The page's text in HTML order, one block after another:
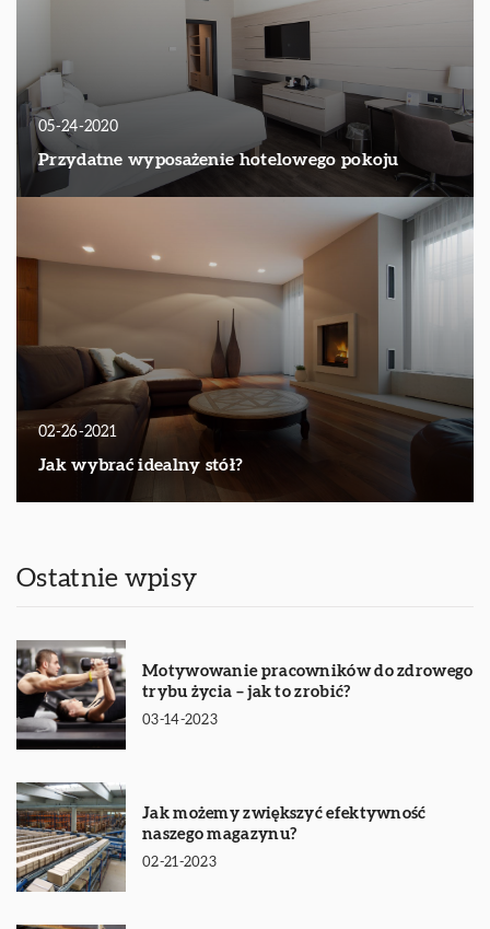
05-24-2020
Przydatne wyposażenie hotelowego pokoju
02-26-2021
Jak wybrać idealny stół?
Ostatnie wpisy
Motywowanie pracowników do zdrowego
trybu życia – jak to zrobić?
03-14-2023
Jak możemy zwiększyć efektywność
naszego magazynu?
02-21-2023